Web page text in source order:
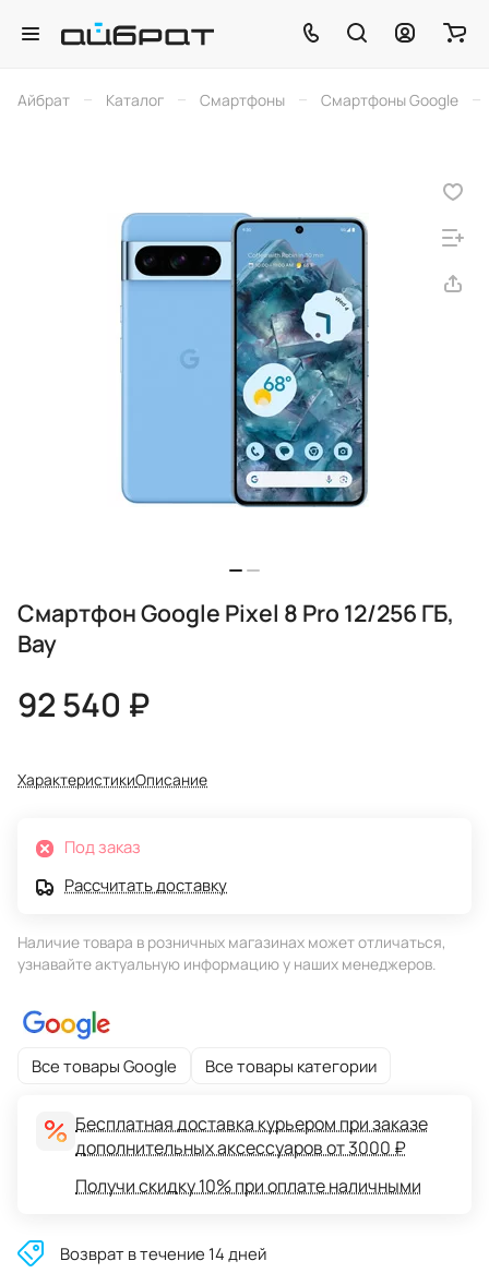
Айбрат – Каталог – Смартфоны – Смартфоны Google –
Смартфон Google Pixel 8 Pro 12/256 ГБ,
Bay
92 540 ₽
ХарактеристикиОписание
Под заказ
Рассчитать доставку
Наличие товара в розничных магазинах может отличаться,
узнавайте актуальную информацию у наших менеджеров.
Все товары Google Все товары категории
Бесплатная доставка курьером при заказе
дополнительных аксессуаров от 3000 ₽
Получи скидку 10% при оплате наличными
Возврат в течение 14 дней